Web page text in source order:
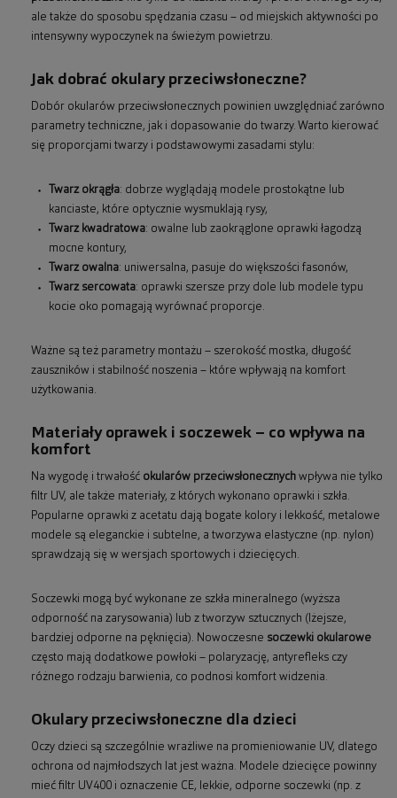
ale także do sposobu spędzania czasu – od miejskich aktywności po
intensywny wypoczynek na świeżym powietrzu.
Jak dobrać okulary przeciwsłoneczne?
Dobór okularów przeciwsłonecznych powinien uwzględniać zarówno
parametry techniczne, jak i dopasowanie do twarzy. Warto kierować
się proporcjami twarzy i podstawowymi zasadami stylu:
Twarz okrągła: dobrze wyglądają modele prostokątne lub
kanciaste, które optycznie wysmuklają rysy,
Twarz kwadratowa: owalne lub zaokrąglone oprawki łagodzą
mocne kontury,
Twarz owalna: uniwersalna, pasuje do większości fasonów,
Twarz sercowata: oprawki szersze przy dole lub modele typu
kocie oko pomagają wyrównać proporcje.
Ważne są też parametry montażu – szerokość mostka, długość
zauszników i stabilność noszenia – które wpływają na komfort
użytkowania.
Materiały oprawek i soczewek – co wpływa na
komfort
Na wygodę i trwałość okularów przeciwsłonecznych wpływa nie tylko
filtr UV, ale także materiały, z których wykonano oprawki i szkła.
Popularne oprawki z acetatu dają bogate kolory i lekkość, metalowe
modele są eleganckie i subtelne, a tworzywa elastyczne (np. nylon)
sprawdzają się w wersjach sportowych i dziecięcych.
Soczewki mogą być wykonane ze szkła mineralnego (wyższa
odporność na zarysowania) lub z tworzyw sztucznych (lżejsze,
bardziej odporne na pęknięcia). Nowoczesne soczewki okularowe
często mają dodatkowe powłoki – polaryzację, antyrefleks czy
różnego rodzaju barwienia, co podnosi komfort widzenia.
Okulary przeciwsłoneczne dla dzieci
Oczy dzieci są szczególnie wrażliwe na promieniowanie UV, dlatego
ochrona od najmłodszych lat jest ważna. Modele dziecięce powinny
mieć filtr UV400 i oznaczenie CE, lekkie, odporne soczewki (np. z